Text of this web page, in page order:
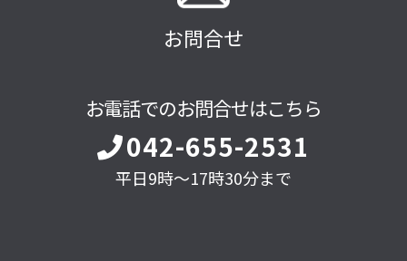
お問合せ
お電話でのお問合せはこちら
042-655-2531
平日9時～17時30分まで